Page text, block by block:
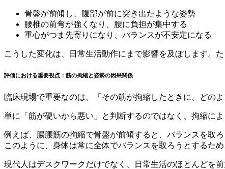
骨盤が前傾し、腹部が前に突き出たような姿勢
腰椎の前弯が強くなり、腰に負担が集中する
重心がつま先寄りになり、バランスが不安定になる
こうした変化は、日常生活動作にまで影響を及ぼします。
評価における重要視点：筋の拘縮と姿勢の因果関係
臨床現場で重要なのは、「その筋が拘縮したときに、どの
単に「筋が硬いから悪い」と判断するのではなく、拘縮に
例えば、腸腰筋の拘縮で骨盤が前傾すると、バランスを取
このように、身体は常に全体でバランスを取ろうとするた
現代人はデスクワークだけでなく、日常生活のほとんどを